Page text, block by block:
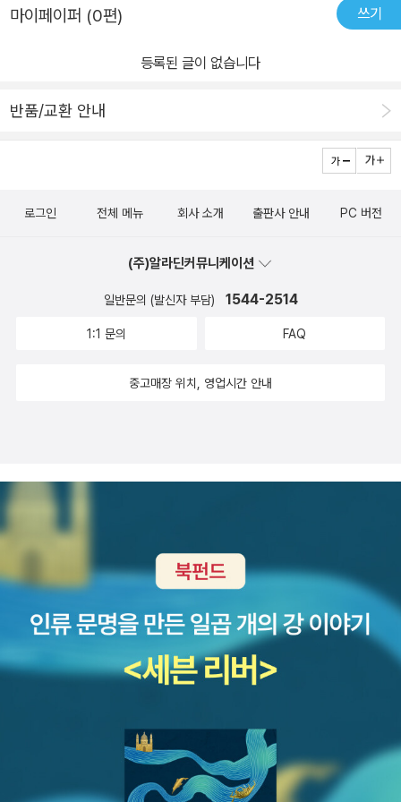
본주의 문명은 저절로 나타나지 않았다. 북미대륙에 문명이 등장하
이다. 인간이 주어진 환경에 최대한 적응하고 살아나가는 것처럼, 미
국의 자본주의 문명 역시 북미대륙이라는 자연환경에 발을 디딘 인간
토대>는 자연과 인간은 미국의 자본주의 문명을 이해하는 필수요소
라는 점, 그리고 18세기 말에 이르러 미국이 자본주의 문명의 토대를
의 드넓은 토지까지 자연을 기반으로 일어선 사람들이 ‘미국인’으로
서 자리를 잡아가는 과정을 알게 될 것이다.
마이페이퍼 (0편) 쓰기
등록된 글이 없습니다
반품/교환 안내
로그인 전체 메뉴 회사 소개 출판사 안내 PC 버전
(주)알라딘커뮤니케이션
일반문의 (발신자 부담) 1544-2514
1:1 문의 FAQ
중고매장 위치, 영업시간 안내